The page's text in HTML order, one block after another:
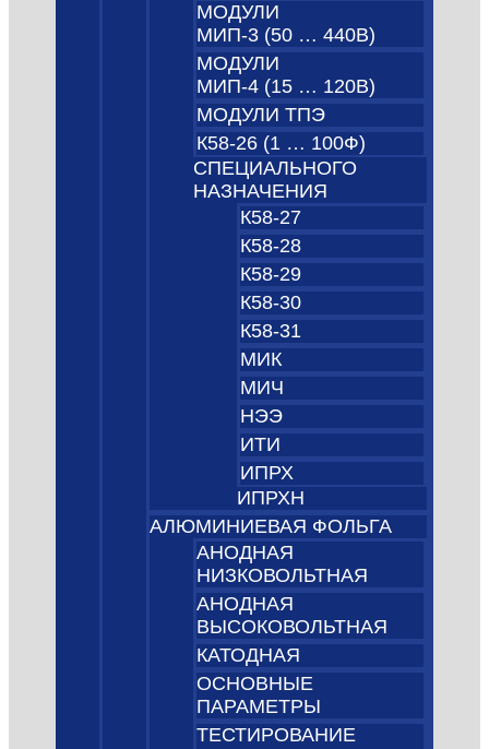
МОДУЛИ
МИП-3 (50 … 440В)
МОДУЛИ
МИП-4 (15 … 120В)
МОДУЛИ ТПЭ
К58-26 (1 … 100Ф)
СПЕЦИАЛЬНОГО
НАЗНАЧЕНИЯ
К58-27
К58-28
К58-29
К58-30
К58-31
МИК
МИЧ
НЭЭ
ИТИ
ИПРХ
ИПРХН
АЛЮМИНИЕВАЯ ФОЛЬГА
АНОДНАЯ
НИЗКОВОЛЬТНАЯ
АНОДНАЯ
ВЫСОКОВОЛЬТНАЯ
КАТОДНАЯ
ОСНОВНЫЕ
ПАРАМЕТРЫ
ТЕСТИРОВАНИЕ